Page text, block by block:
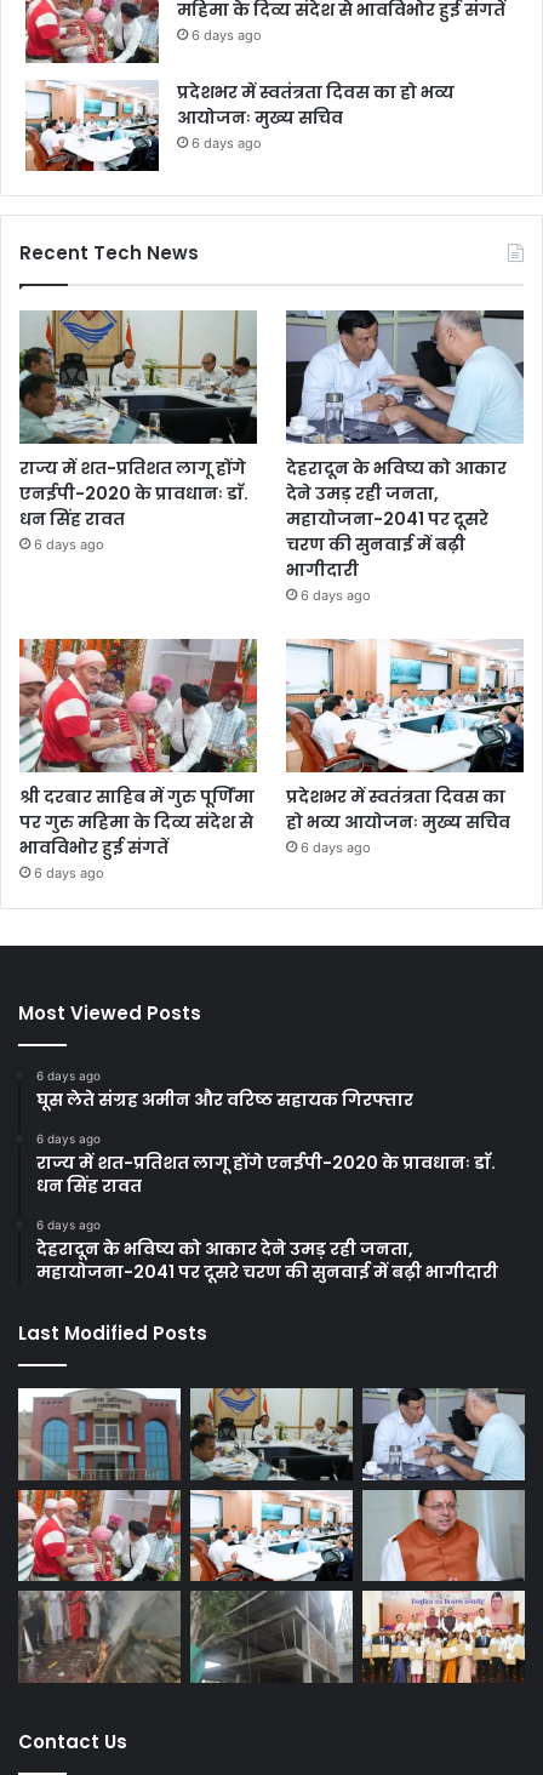
महिमा के दिव्य संदेश से भावविभोर हुई संगतें
6 days ago
प्रदेशभर में स्वतंत्रता दिवस का हो भव्य
आयोजनः मुख्य सचिव
6 days ago
Recent Tech News
राज्य में शत-प्रतिशत लागू होंगे
एनईपी-2020 के प्रावधानः डाॅ.
धन सिंह रावत
6 days ago
देहरादून के भविष्य को आकार
देने उमड़ रही जनता,
महायोजना-2041 पर दूसरे
चरण की सुनवाई में बढ़ी
भागीदारी
6 days ago
श्री दरबार साहिब में गुरु पूर्णिमा
पर गुरु महिमा के दिव्य संदेश से
भावविभोर हुई संगतें
6 days ago
प्रदेशभर में स्वतंत्रता दिवस का
हो भव्य आयोजनः मुख्य सचिव
6 days ago
Most Viewed Posts
6 days ago
घूस लेते संग्रह अमीन और वरिष्ठ सहायक गिरफ्तार
6 days ago
राज्य में शत-प्रतिशत लागू होंगे एनईपी-2020 के प्रावधानः डाॅ.
धन सिंह रावत
6 days ago
देहरादून के भविष्य को आकार देने उमड़ रही जनता,
महायोजना-2041 पर दूसरे चरण की सुनवाई में बढ़ी भागीदारी
Last Modified Posts
Contact Us